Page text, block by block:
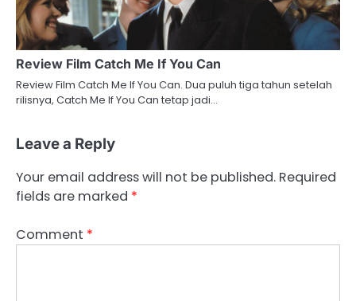
Review Film Catch Me If You Can
Review Film Catch Me If You Can. Dua puluh tiga tahun setelah
rilisnya, Catch Me If You Can tetap jadi…
Leave a Reply
Your email address will not be published. Required
fields are marked *
Comment *